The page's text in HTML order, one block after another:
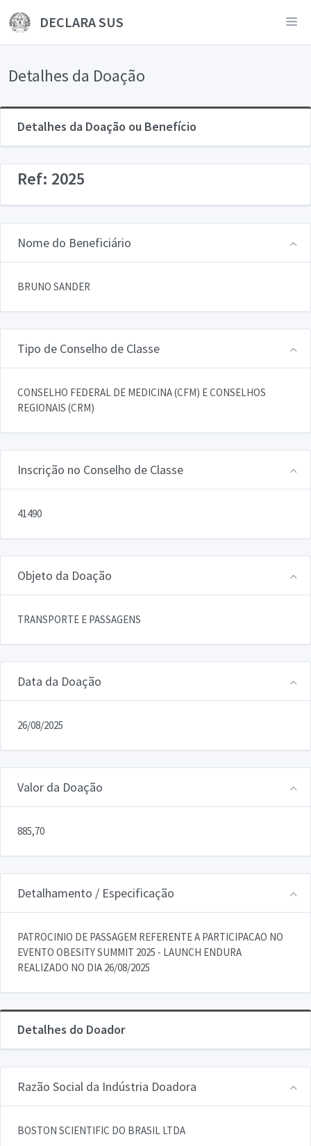
DECLARA SUS
Detalhes da Doação
Detalhes da Doação ou Benefício
Ref: 2025
Nome do Beneficiário
BRUNO SANDER
Tipo de Conselho de Classe
CONSELHO FEDERAL DE MEDICINA (CFM) E CONSELHOS
REGIONAIS (CRM)
Inscrição no Conselho de Classe
41490
Objeto da Doação
TRANSPORTE E PASSAGENS
Data da Doação
26/08/2025
Valor da Doação
885,70
Detalhamento / Especificação
PATROCINIO DE PASSAGEM REFERENTE A PARTICIPACAO NO
EVENTO OBESITY SUMMIT 2025 - LAUNCH ENDURA
REALIZADO NO DIA 26/08/2025
Detalhes do Doador
Razão Social da Indústria Doadora
BOSTON SCIENTIFIC DO BRASIL LTDA